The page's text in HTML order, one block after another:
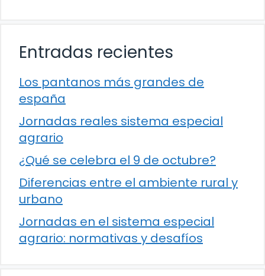
Entradas recientes
Los pantanos más grandes de
españa
Jornadas reales sistema especial
agrario
¿Qué se celebra el 9 de octubre?
Diferencias entre el ambiente rural y
urbano
Jornadas en el sistema especial
agrario: normativas y desafíos